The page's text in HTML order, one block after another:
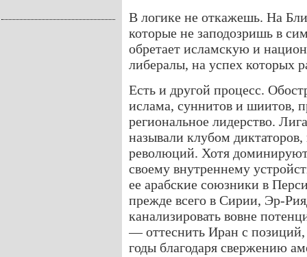
В логике не откажешь. На
которые не заподозришь в
обретает исламскую и
либералы, на успех которых
Есть и другой процесс.
ислама, суннитов и шиитов,
региональное лидерство.
называли клубом диктаторов,
революций. Хотя доминируют
своему внутреннему
ее арабские союзники в
прежде всего в Сирии, Эр-
канализировать вовне
— оттеснить Иран с позиций,
годы благодаря свержению